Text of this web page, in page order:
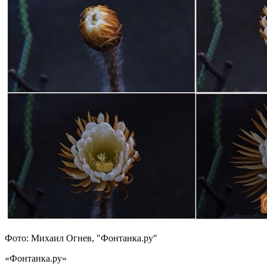
Фото: Михаил Огнев, "Фонтанка.ру"
«Фонтанка.ру»